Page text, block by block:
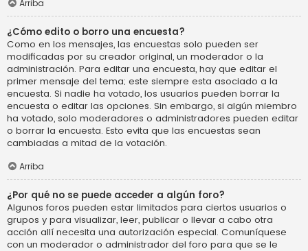
Arriba
¿Cómo edito o borro una encuesta?
Como en los mensajes, las encuestas solo pueden ser
modificadas por su creador original, un moderador o la
administración. Para editar una encuesta, hay que editar el
primer mensaje del tema; este siempre esta asociado a la
encuesta. Si nadie ha votado, los usuarios pueden borrar la
encuesta o editar las opciones. Sin embargo, si algún miembro
ha votado, solo moderadores o administradores pueden editar
o borrar la encuesta. Esto evita que las encuestas sean
cambiadas a mitad de la votación.
Arriba
¿Por qué no se puede acceder a algún foro?
Algunos foros pueden estar limitados para ciertos usuarios o
grupos y para visualizar, leer, publicar o llevar a cabo otra
acción allí necesita una autorización especial. Comuníquese
con un moderador o administrador del foro para que se le